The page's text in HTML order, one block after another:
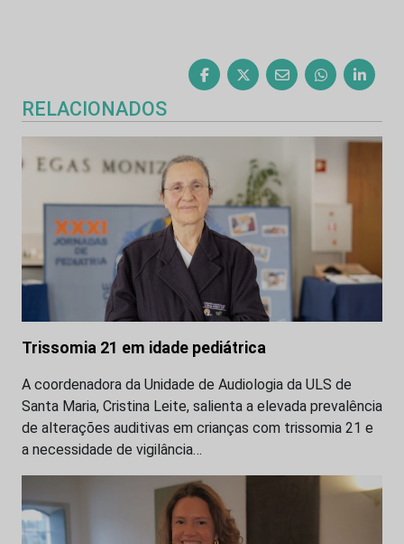
RELACIONADOS
Trissomia 21 em idade pediátrica
A coordenadora da Unidade de Audiologia da ULS de
Santa Maria, Cristina Leite, salienta a elevada prevalência
de alterações auditivas em crianças com trissomia 21 e
a necessidade de vigilância…